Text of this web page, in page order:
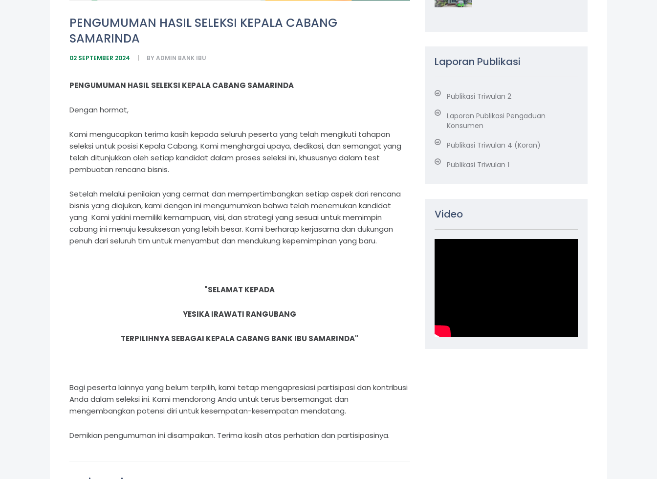
PENGUMUMAN HASIL SELEKSI KEPALA CABANG
SAMARINDA
02 SEPTEMBER 2024 BYADMIN BANK IBU
PENGUMUMAN HASIL SELEKSI KEPALA CABANG SAMARINDA
Dengan hormat,
Kami mengucapkan terima kasih kepada seluruh peserta yang telah mengikuti tahapan
seleksi untuk posisi Kepala Cabang. Kami menghargai upaya, dedikasi, dan semangat yang
telah ditunjukkan oleh setiap kandidat dalam proses seleksi ini, khususnya dalam test
pembuatan rencana bisnis.
Setelah melalui penilaian yang cermat dan mempertimbangkan setiap aspek dari rencana
bisnis yang diajukan, kami dengan ini mengumumkan bahwa telah menemukan kandidat
yang Kami yakini memiliki kemampuan, visi, dan strategi yang sesuai untuk memimpin
cabang ini menuju kesuksesan yang lebih besar. Kami berharap kerjasama dan dukungan
penuh dari seluruh tim untuk menyambut dan mendukung kepemimpinan yang baru.
"SELAMAT KEPADA
YESIKA IRAWATI RANGUBANG
TERPILIHNYA SEBAGAI KEPALA CABANG BANK IBU SAMARINDA"
Bagi peserta lainnya yang belum terpilih, kami tetap mengapresiasi partisipasi dan kontribusi
Anda dalam seleksi ini. Kami mendorong Anda untuk terus bersemangat dan
mengembangkan potensi diri untuk kesempatan-kesempatan mendatang.
Demikian pengumuman ini disampaikan. Terima kasih atas perhatian dan partisipasinya.
Laporan Publikasi
Publikasi Triwulan 2
Laporan Publikasi Pengaduan
Konsumen
Publikasi Triwulan 4 (Koran)
Publikasi Triwulan 1
Video